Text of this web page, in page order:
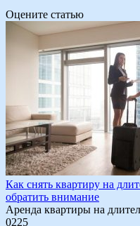
Оцените статью
Как снять квартиру на
обратить внимание
Аренда квартиры на
0225